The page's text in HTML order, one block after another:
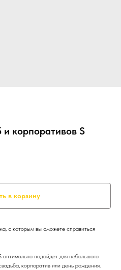
корпоративов S
в корзину
с которым вы сможете справиться
оптимально подойдет для небольшого
корпоратив или день рождения.